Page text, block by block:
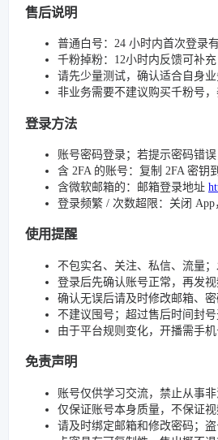
售后说明
普通白号：24 小时内首次登录
千粉掉粉：12小时内反馈可补
请先少量测试，确认适合自身
非业务需要不建议购买千粉号
登录方法
账号密码登录；若提示密码错
含 2FA 的账号：复制 2FA 密钥到
含微软邮箱的：邮箱登录地址
登录频繁 / 次数超限：关闭
使用提醒
不包实名、关注、私信、流量
登录后先确认账号正常，再发
确认无误后请及时修改邮箱、
不建议囤号；超过售后时间封
由于平台规则变化，开播需手
免责声明
账号仅供学习交流，禁止从事
仅保证账号本身质量，不保证
请及时绑定邮箱和修改密码；